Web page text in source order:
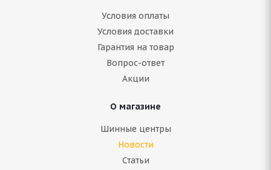
Условия оплаты
Условия доставки
Гарантия на товар
Вопрос-ответ
Акции
О магазине
Шинные центры
Новости
Статьи